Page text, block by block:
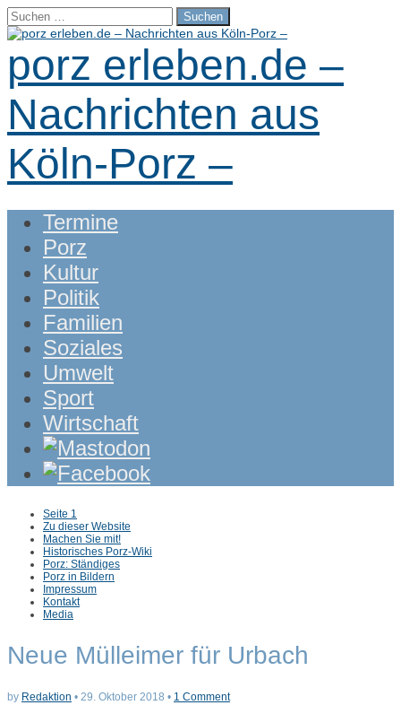
Suchen
nach:
porz erleben.de –
Nachrichten aus
Köln-Porz –
Main
menu
Skip
content
Termine
Porz
Kultur
Politik
Familien
Soziales
Umwelt
Sport
Wirtschaft
menu
Seite 1
Zu dieser Website
Machen Sie mit!
Historisches Porz-Wiki
Porz: Ständiges
Porz in Bildern
Impressum
Kontakt
Media
Neue Mülleimer für Urbach
by Redaktion • 29. Oktober 2018 • 1 Comment